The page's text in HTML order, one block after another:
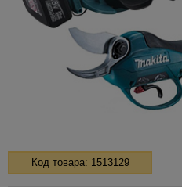
Код товара: 1513129